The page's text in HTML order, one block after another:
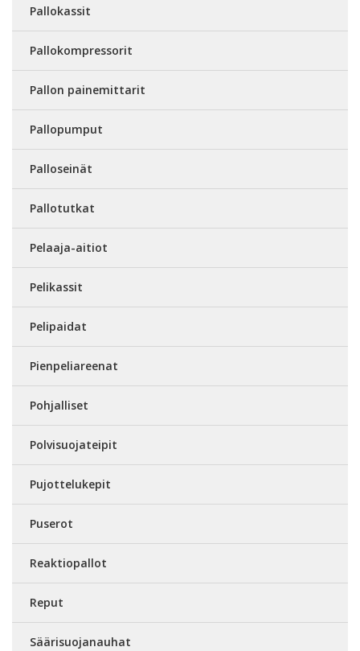
Pallokassit
Pallokompressorit
Pallon painemittarit
Pallopumput
Palloseinät
Pallotutkat
Pelaaja-aitiot
Pelikassit
Pelipaidat
Pienpeliareenat
Pohjalliset
Polvisuojateipit
Pujottelukepit
Puserot
Reaktiopallot
Reput
Säärisuojanauhat